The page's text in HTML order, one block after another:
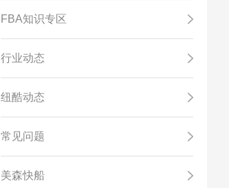
FBA知识专区
行业动态
纽酷动态
常见问题
美森快船